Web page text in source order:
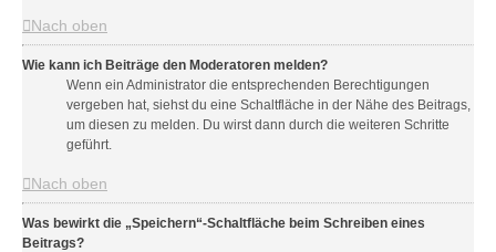
Nach oben
Wie kann ich Beiträge den Moderatoren melden?
Wenn ein Administrator die entsprechenden Berechtigungen
vergeben hat, siehst du eine Schaltfläche in der Nähe des Beitrags,
um diesen zu melden. Du wirst dann durch die weiteren Schritte
geführt.
Nach oben
Was bewirkt die „Speichern“-Schaltfläche beim Schreiben eines
Beitrags?